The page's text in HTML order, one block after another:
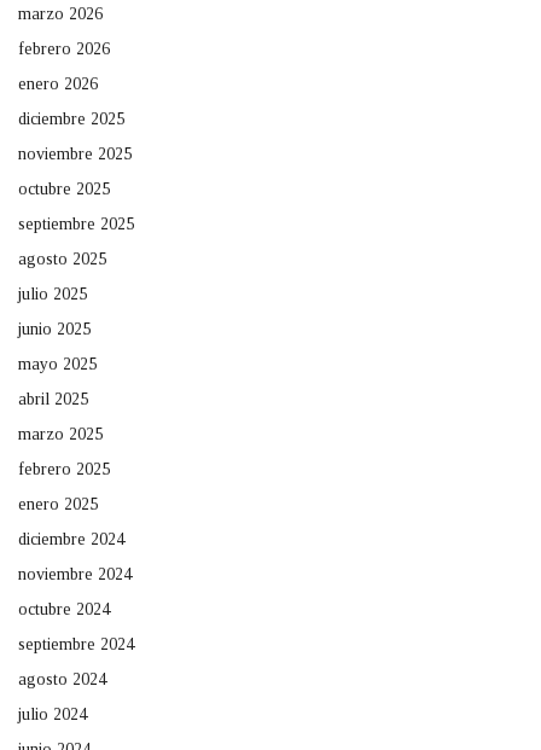
marzo 2026
febrero 2026
enero 2026
diciembre 2025
noviembre 2025
octubre 2025
septiembre 2025
agosto 2025
julio 2025
junio 2025
mayo 2025
abril 2025
marzo 2025
febrero 2025
enero 2025
diciembre 2024
noviembre 2024
octubre 2024
septiembre 2024
agosto 2024
julio 2024